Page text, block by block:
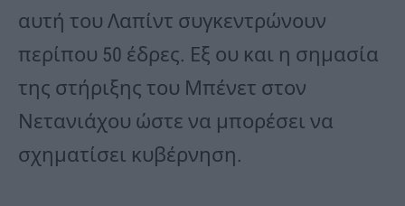
αυτή του Λαπίντ συγκεντρώνουν
περίπου 50 έδρες. Εξ ου και η σημασία
της στήριξης του Μπένετ στον
Νετανιάχου ώστε να μπορέσει να
σχηματίσει κυβέρνηση.